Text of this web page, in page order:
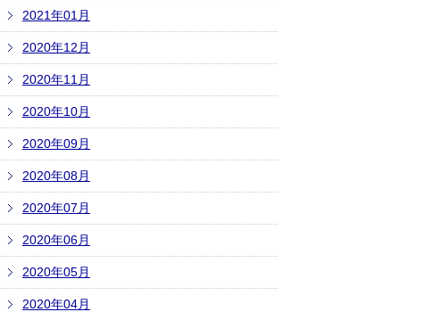
2021年01月
2020年12月
2020年11月
2020年10月
2020年09月
2020年08月
2020年07月
2020年06月
2020年05月
2020年04月